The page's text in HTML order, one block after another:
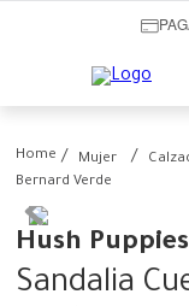
Mujer
Bernard Verde
Hush Puppies
Sandalia